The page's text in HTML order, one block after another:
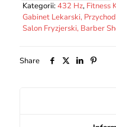
Kategorii:432 Hz, Fitness
Gabinet Lekarski,
Salon Fryzjerski, Barber
Share